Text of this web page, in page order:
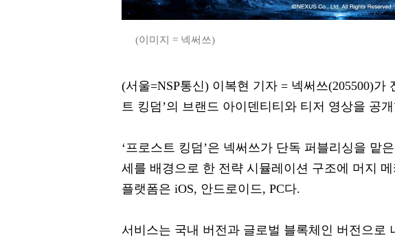
(이미지 = 넥써쓰)
(서울=NSP통신) 이복현 기자 = 넥써쓰(205500)가
트 킹덤’의 브랜드 아이덴티티와 티저 영상을 공
‘프로스트 킹덤’은 넥써쓰가 단독 퍼블리싱을 맡
세를 배경으로 한 전략 시뮬레이션 구조에 머지
플랫폼은 iOS, 안드로이드, PC다.
서비스는 국내 버전과 글로벌 블록체인 버전으로